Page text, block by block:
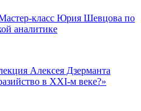
класс Юрия Шевцова по
аналитике
Алексея Дзерманта
в XXI-м веке?»